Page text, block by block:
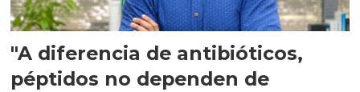
"A diferencia de antibióticos,
péptidos no dependen de